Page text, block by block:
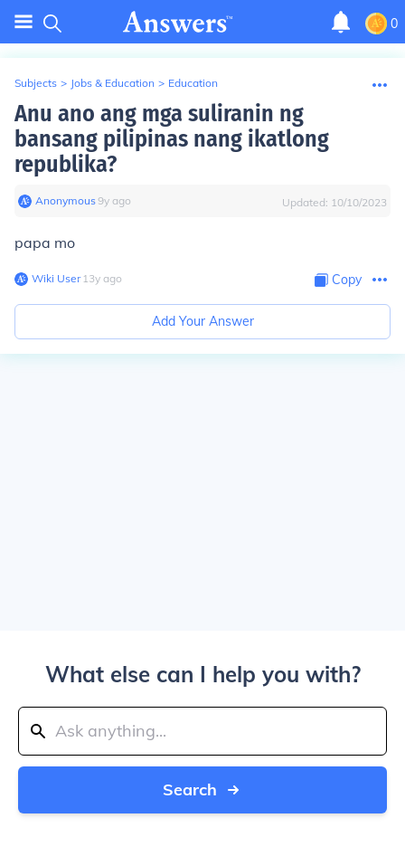
0
Subjects > Jobs & Education > Education
Anu ano ang mga suliranin ng
bansang pilipinas nang ikatlong
republika?
Anonymous∙9y ago Updated: 10/10/2023
papa mo
Wiki User∙13y ago Copy
Add Your Answer
What else can I help you with?
Search